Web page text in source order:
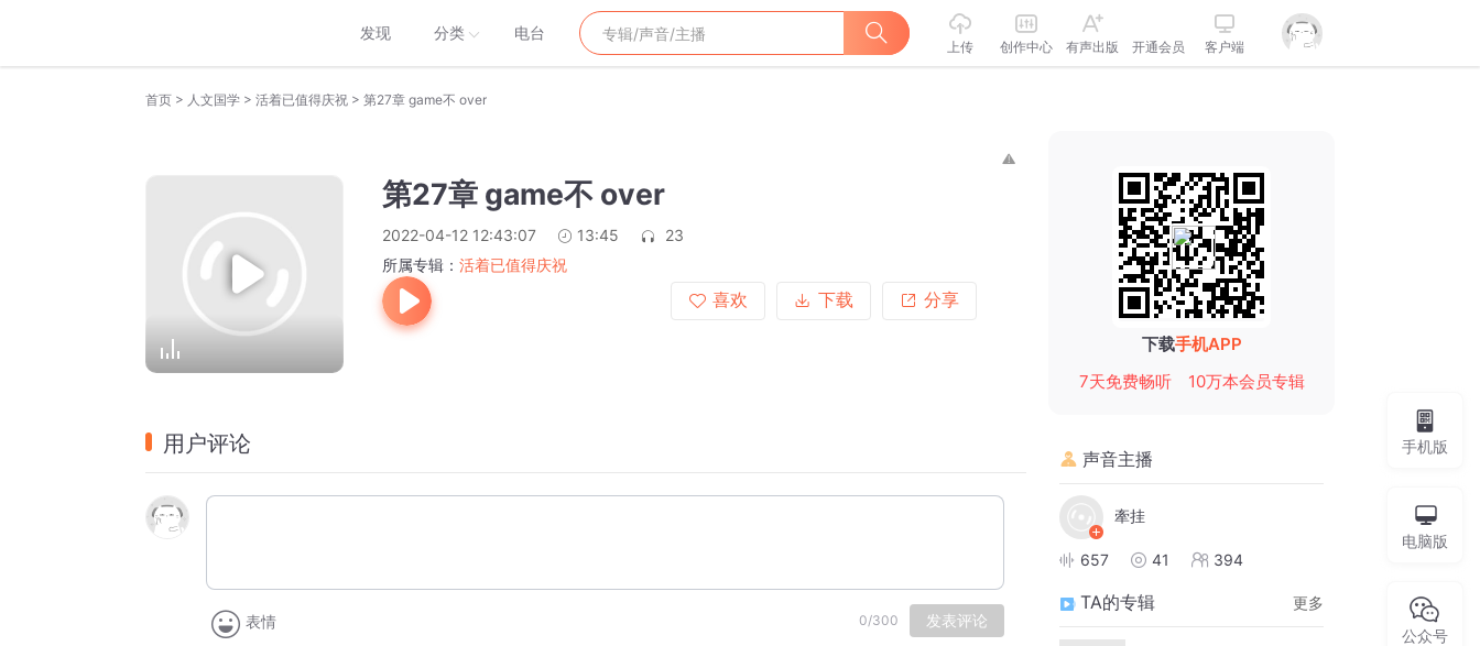
发现 分类 电台
上传 创作中心 有声出版 开通会员 客户端
首页 > 人文国学 > 活着已值得庆祝 > 第27章 game不 over
第27章 game不 over
2022-04-12 12:43:07 13:45
23
所属专辑： 活着已值得庆祝
喜欢
下载 分享
用户评论
表情 0/300 发表评论
下载手机APP
7天免费畅听
10万本会员专辑
声音主播
牽挂
657 41 394
TA的专辑 更多
手机版
电脑版
公众号